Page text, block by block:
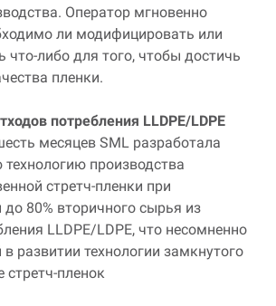
Оператор мгновенно
ли модифицировать или
что-либо для того, чтобы достичь
пленки.
потребления LLDPE/LDPE
месяцев SML разработала
технологию производства
стретч-пленки при
до 80% вторичного сырья из
LLDPE/LDPE, что несомненно
в развитии технологии замкнутого
стретч-пленок